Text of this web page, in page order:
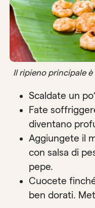
Il ripieno principale
Scaldate un
Fate
diventano
Aggiungete il
con salsa di
pepe.
Cuocete
ben dorati.